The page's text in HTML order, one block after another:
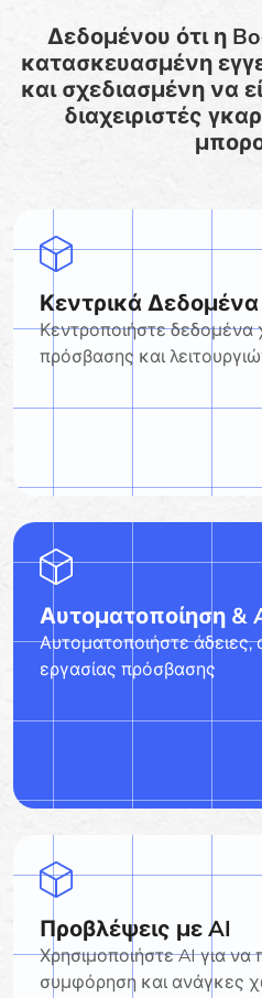
Δεδομένου ότι η
κατασκευασμένη
και σχεδιασμένη να
διαχειριστές
Κεντρικά
Κεντροποιήστε
πρόσβασης και
Αυτοματοποίηση &
Αυτοματοποιήστε άδειες,
εργασίας πρόσβασης
Προβλέψεις με AI
Χρησιμοποιήστε AI για να
συμφόρηση και ανάγκες